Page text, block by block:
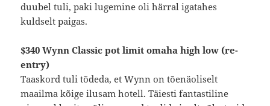
duubel tuli, paki lugemine oli härral igatahes
kuldselt paigas.
$340 Wynn Classic pot limit omaha high low (re-
entry)
Taaskord tuli tõdeda, et Wynn on tõenäoliselt
maailma kõige ilusam hotell. Täiesti fantastiline